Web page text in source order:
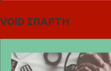
VOiD ΣΠΑΡΤΗ